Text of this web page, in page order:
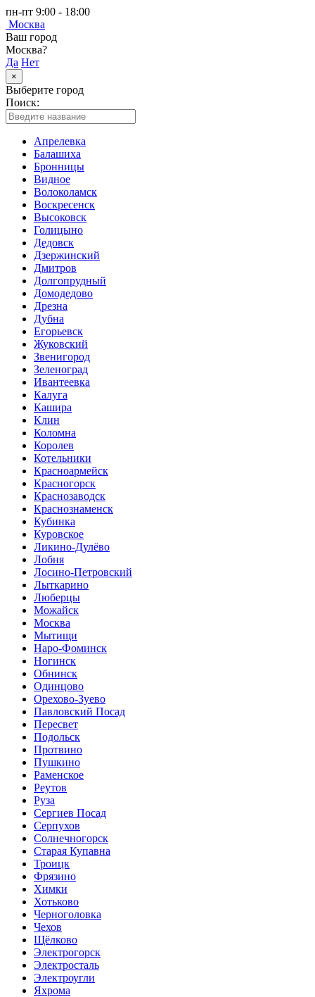
пн-пт 9:00 - 18:00
Москва
Ваш город
Москва?
Да Нет
×
Выберите город
Поиск:
Апрелевка
Балашиха
Бронницы
Видное
Волоколамск
Воскресенск
Высоковск
Голицыно
Дедовск
Дзержинский
Дмитров
Долгопрудный
Домодедово
Дрезна
Дубна
Егорьевск
Жуковский
Звенигород
Зеленоград
Ивантеевка
Калуга
Кашира
Клин
Коломна
Королев
Котельники
Красноармейск
Красногорск
Краснозаводск
Краснознаменск
Кубинка
Куровское
Ликино-Дулёво
Лобня
Лосино-Петровский
Лыткарино
Люберцы
Можайск
Москва
Мытищи
Наро-Фоминск
Ногинск
Обнинск
Одинцово
Орехово-Зуево
Павловский Посад
Пересвет
Подольск
Протвино
Пушкино
Раменское
Реутов
Руза
Сергиев Посад
Серпухов
Солнечногорск
Старая Купавна
Троицк
Фрязино
Химки
Хотьково
Черноголовка
Чехов
Щёлково
Электрогорск
Электросталь
Электроугли
Яхрома